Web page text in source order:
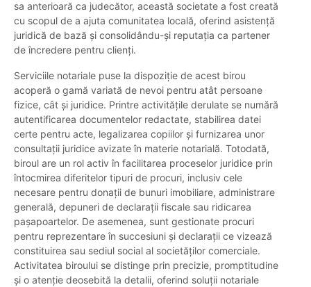
sa anterioară ca judecător, această societate a fost creată
cu scopul de a ajuta comunitatea locală, oferind asistență
juridică de bază și consolidându-și reputația ca partener
de încredere pentru clienți.
Serviciile notariale puse la dispoziție de acest birou
acoperă o gamă variată de nevoi pentru atât persoane
fizice, cât și juridice. Printre activitățile derulate se numără
autentificarea documentelor redactate, stabilirea datei
certe pentru acte, legalizarea copiilor și furnizarea unor
consultații juridice avizate în materie notarială. Totodată,
biroul are un rol activ în facilitarea proceselor juridice prin
întocmirea diferitelor tipuri de procuri, inclusiv cele
necesare pentru donații de bunuri imobiliare, administrare
generală, depuneri de declarații fiscale sau ridicarea
pașapoartelor. De asemenea, sunt gestionate procuri
pentru reprezentare în succesiuni și declarații ce vizează
constituirea sau sediul social al societăților comerciale.
Activitatea biroului se distinge prin precizie, promptitudine
și o atenție deosebită la detalii, oferind soluții notariale